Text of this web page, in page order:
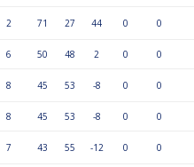
2 71 27 44 0 0
6 50 48 2 0 0
8 45 53 -8 0 0
8 45 53 -8 0 0
7 43 55 -12 0 0